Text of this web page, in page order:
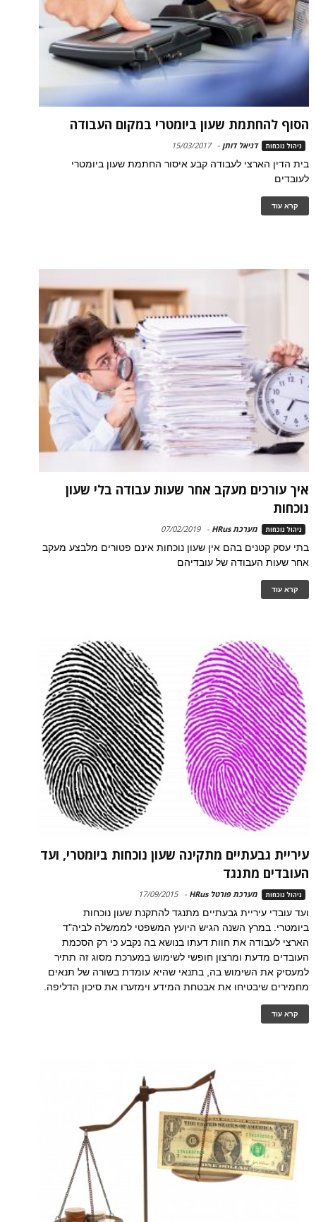
הסוף להחתמת שעון ביומטרי במקום העבודה
ניהול נוכחות דניאל דותן -
15/03/2017
בית הדין הארצי לעבודה קבע איסור החתמת שעון ביומטרי
לעובדים
קרא עוד
איך עורכים מעקב אחר שעות עבודה בלי שעון
נוכחות
ניהול נוכחות מערכת HRus -
07/02/2019
בתי עסק קטנים בהם אין שעון נוכחות אינם פטורים מלבצע מעקב
אחר שעות העבודה של עובדיהם
קרא עוד
עיריית גבעתיים מתקינה שעון נוכחות ביומטרי, ועד
העובדים מתנגד
ניהול נוכחות מערכת פורטל HRus -
17/09/2015
ועד עובדי עיריית גבעתיים מתנגד להתקנת שעון נוכחות
ביומטרי. במרץ השנה הגיש היועץ המשפטי לממשלה לביה"ד
הארצי לעבודה את חוות דעתו בנושא בה נקבע כי רק הסכמת
העובדים מדעת ומרצון חופשי לשימוש במערכת מסוג זה תתיר
למעסיק את השימוש בה, בתנאי שהיא עומדת בשורה של תנאים
מחמירים שיבטיחו את אבטחת המידע וימזערו את סיכון הדליפה.
קרא עוד